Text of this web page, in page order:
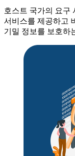
호스트 국가의 요구
서비스를 제공하고
기밀 정보를 보호하